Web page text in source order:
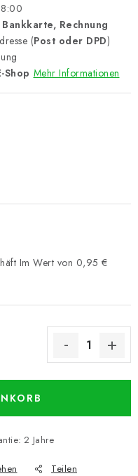
Bankkarte, Rechnung
(Post oder DPD)
Mehr Informationen
Im Wert von 0,95 €
: 2 Jahre
Teilen